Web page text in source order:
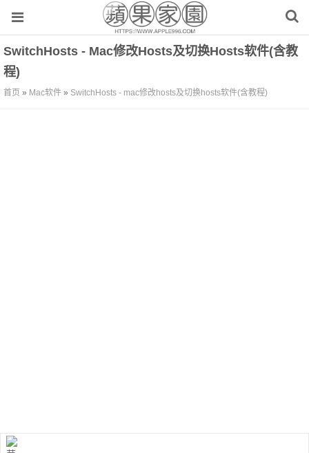
SwitchHosts - Mac修改hosts及切换hosts软件(含教
程)
首页 » Mac软件 » SwitchHosts - mac修改hosts及切换hosts软件(含教程)